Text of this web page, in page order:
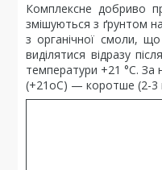
Комплексне добриво
змішуються з ґрунтом
з органічної смоли,
виділятися відразу
температури +21 °C.
(+21oC) — коротше (2-3